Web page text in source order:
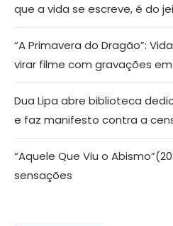
que a vida se escreve, é do
“A Primavera do Dragão”:
virar filme com gravações
Dua Lipa abre biblioteca
e faz manifesto contra a
“Aquele Que Viu o
sensações